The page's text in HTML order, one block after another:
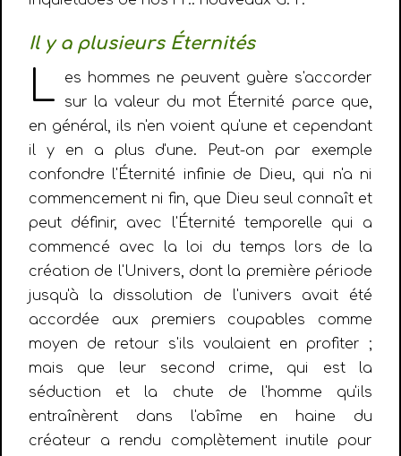
Il y a plusieurs Éternités
L
es hommes ne peuvent guère s'accorder
sur la valeur du mot Éternité parce que,
en général, ils n'en voient qu'une et cependant
il y en a plus d'une. Peut-on par exemple
confondre l'Éternité infinie de Dieu, qui n'a ni
commencement ni fin, que Dieu seul connaît et
peut définir, avec l'Éternité temporelle qui a
commencé avec la loi du temps lors de la
création de l'Univers, dont la première période
jusqu'à la dissolution de l'univers avait été
accordée aux premiers coupables comme
moyen de retour s'ils voulaient en profiter ;
mais que leur second crime, qui est la
séduction et la chute de l'homme qu'ils
entraînèrent dans l'abîme en haine du
créateur a rendu complètement inutile pour